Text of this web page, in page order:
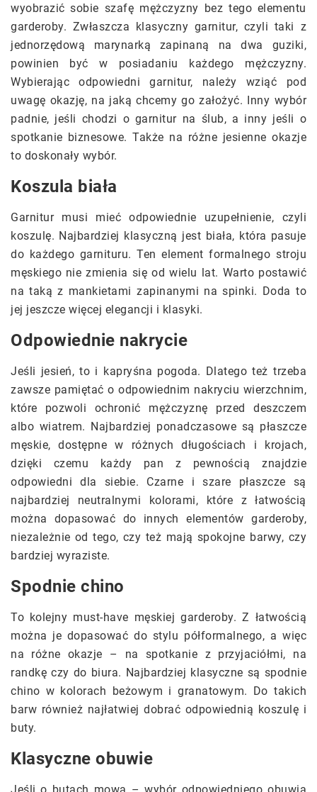
wyobrazić sobie szafę mężczyzny bez tego elementu
garderoby. Zwłaszcza klasyczny garnitur, czyli taki z
jednorzędową marynarką zapinaną na dwa guziki,
powinien być w posiadaniu każdego mężczyzny.
Wybierając odpowiedni garnitur, należy wziąć pod
uwagę okazję, na jaką chcemy go założyć. Inny wybór
padnie, jeśli chodzi o garnitur na ślub, a inny jeśli o
spotkanie biznesowe. Także na różne jesienne okazje
to doskonały wybór.
Koszula biała
Garnitur musi mieć odpowiednie uzupełnienie, czyli
koszulę. Najbardziej klasyczną jest biała, która pasuje
do każdego garnituru. Ten element formalnego stroju
męskiego nie zmienia się od wielu lat. Warto postawić
na taką z mankietami zapinanymi na spinki. Doda to
jej jeszcze więcej elegancji i klasyki.
Odpowiednie nakrycie
Jeśli jesień, to i kapryśna pogoda. Dlatego też trzeba
zawsze pamiętać o odpowiednim nakryciu wierzchnim,
które pozwoli ochronić mężczyznę przed deszczem
albo wiatrem. Najbardziej ponadczasowe są płaszcze
męskie, dostępne w różnych długościach i krojach,
dzięki czemu każdy pan z pewnością znajdzie
odpowiedni dla siebie. Czarne i szare płaszcze są
najbardziej neutralnymi kolorami, które z łatwością
można dopasować do innych elementów garderoby,
niezależnie od tego, czy też mają spokojne barwy, czy
bardziej wyraziste.
Spodnie chino
To kolejny must-have męskiej garderoby. Z łatwością
można je dopasować do stylu półformalnego, a więc
na różne okazje – na spotkanie z przyjaciółmi, na
randkę czy do biura. Najbardziej klasyczne są spodnie
chino w kolorach beżowym i granatowym. Do takich
barw również najłatwiej dobrać odpowiednią koszulę i
buty.
Klasyczne obuwie
Jeśli o butach mowa – wybór odpowiedniego obuwia